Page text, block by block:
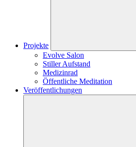
Projekte
Evolve Salon
Stiller Aufstand
Medizinrad
Öffentliche Meditation
Veröffentlichungen